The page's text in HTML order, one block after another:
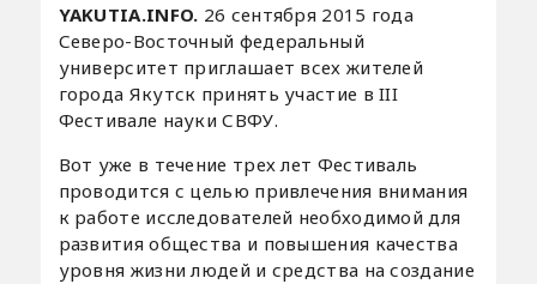
YAKUTIA.INFO. 26 сентября 2015 года
Северо-Восточный федеральный
университет приглашает всех жителей
города Якутск принять участие в III
Фестивале науки СВФУ.
Вот уже в течение трех лет Фестиваль
проводится с целью привлечения внимания
к работе исследователей необходимой для
развития общества и повышения качества
уровня жизни людей и средства на создание